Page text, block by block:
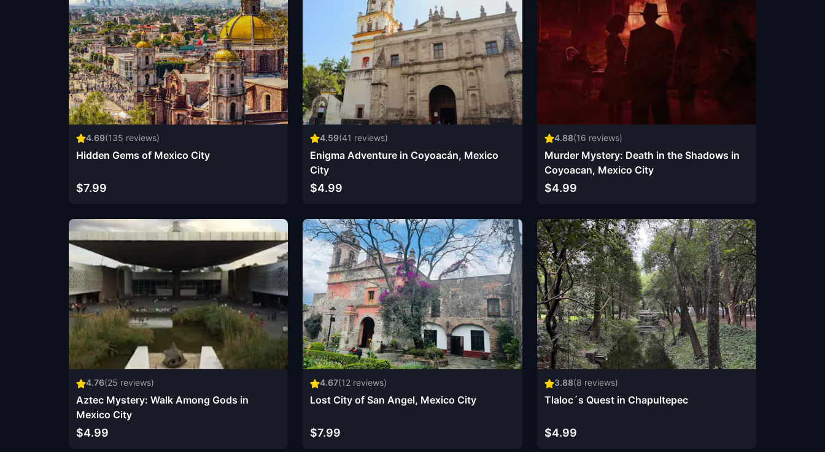
4.69(135 reviews)
Hidden Gems of Mexico City
$7.99
4.59(41 reviews)
Enigma Adventure in Coyoacán, Mexico
City
$4.99
4.88(16 reviews)
Murder Mystery: Death in the Shadows in
Coyoacan, Mexico City
$4.99
4.76(25 reviews)
Aztec Mystery: Walk Among Gods in
Mexico City
$4.99
4.67(12 reviews)
Lost City of San Angel, Mexico City
$7.99
3.88(8 reviews)
Tlaloc´s Quest in Chapultepec
$4.99